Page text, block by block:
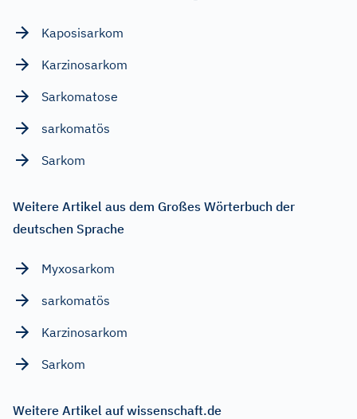
Kaposisarkom
Karzinosarkom
Sarkomatose
sarkomatös
Sarkom
Weitere Artikel aus dem Großes Wörterbuch der
deutschen Sprache
Myxosarkom
sarkomatös
Karzinosarkom
Sarkom
Weitere Artikel auf wissenschaft.de